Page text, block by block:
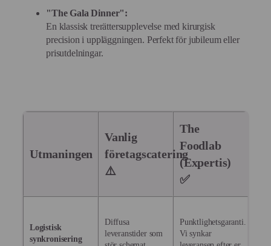
"The Gala Dinner":
En klassisk trerättersupplevelse med kirurgisk
precision i uppläggningen. Perfekt för jubileum eller
prisutdelningar.
Utmaningen
Vanlig
företagscatering
⚠️
The
Foodlab
(Expertis)
✅
Logistisk
synkronisering
Diffusa
leveranstider som
Punktlighetsgaranti.
Vi synkar